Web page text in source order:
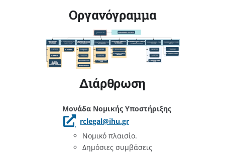
Οργανόγραμμα
Διάρθρωση
Μονάδα Νομικής Υποστήριξης
rclegal@ihu.gr
Νομικό πλαισίο.
Δημόσιες συμβάσεις